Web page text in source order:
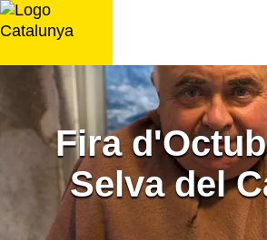
Saltar
al
Fira
Selva del